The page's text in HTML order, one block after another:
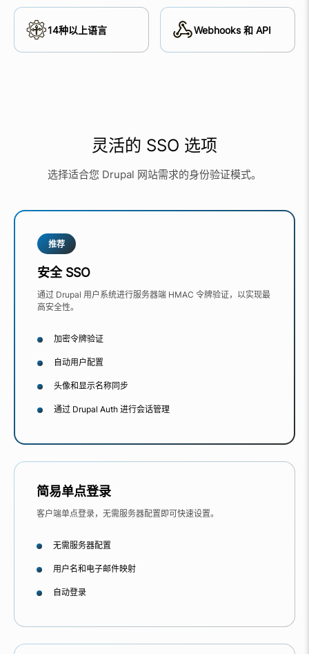
14种以上语言 Webhooks 和 API
灵活的 SSO 选项
选择适合您 Drupal 网站需求的身份验证模式。
推荐
安全 SSO
通过 Drupal 用户系统进行服务器端 HMAC 令牌验证，以实现最
高安全性。
加密令牌验证
自动用户配置
头像和显示名称同步
通过 Drupal Auth 进行会话管理
简易单点登录
客户端单点登录，无需服务器配置即可快速设置。
无需服务器配置
用户名和电子邮件映射
自动登录